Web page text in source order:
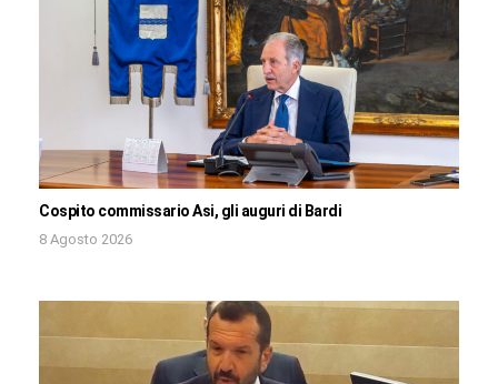
Cospito commissario Asi, gli auguri di Bardi
8 Agosto 2026